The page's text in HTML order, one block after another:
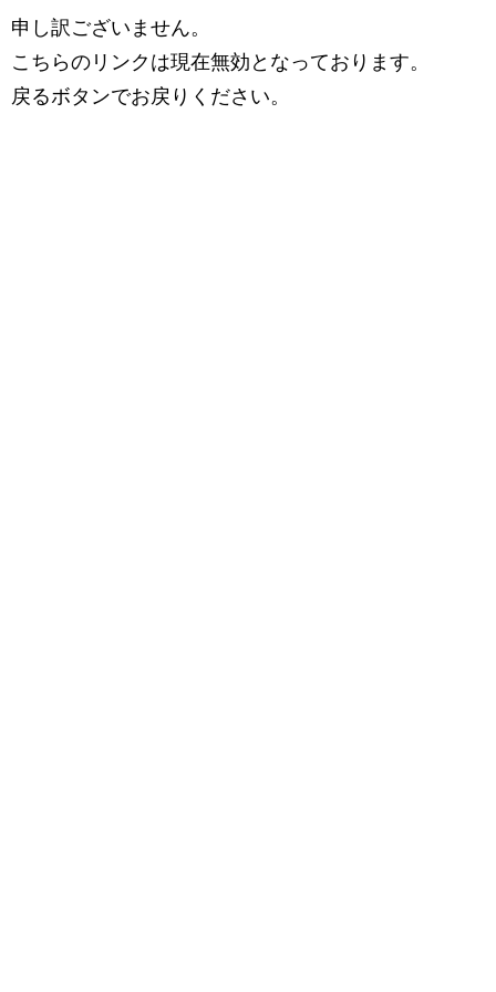
申し訳ございません。
こちらのリンクは現在無効となっております。
戻るボタンでお戻りください。